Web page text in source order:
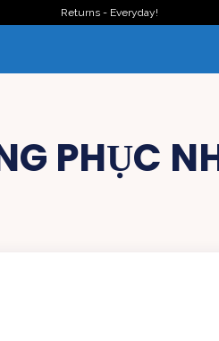
Returns - Everyday!
PHỤC